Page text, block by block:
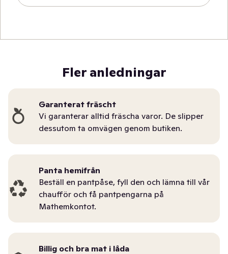
Fler anledningar
Garanterat fräscht
Vi garanterar alltid fräscha varor. De slipper
dessutom ta omvägen genom butiken.
Panta hemifrån
Beställ en pantpåse, fyll den och lämna till vår
chaufför och få pantpengarna på
Mathemkontot.
Billig och bra mat i låda